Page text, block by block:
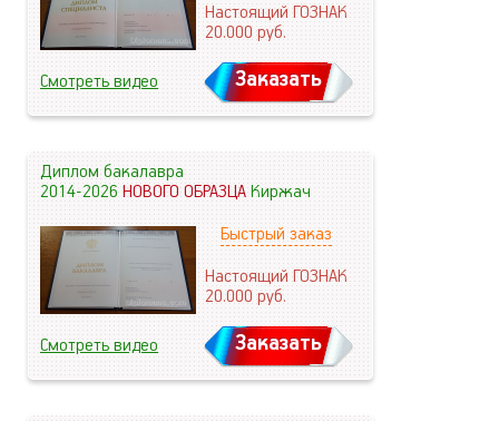
Настоящий ГОЗНАК
20.000руб.
Смотреть видео Заказать
Диплом бакалавра
2014-2026НОВОГО ОБРАЗЦАКиржач
Быстрый заказ
Настоящий ГОЗНАК
20.000руб.
Смотреть видео Заказать